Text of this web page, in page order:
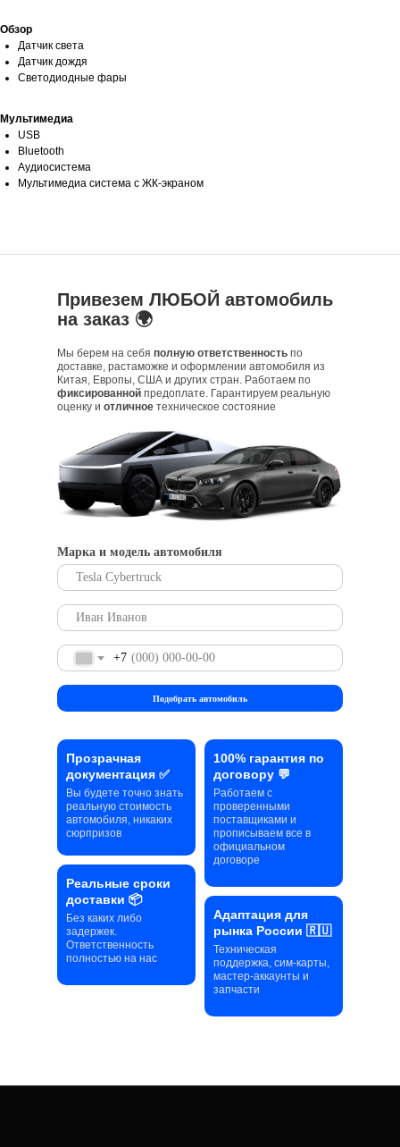
Обзор
Датчик света
Датчик дождя
Светодиодные фары
Мультимедиа
USB
Bluetooth
Аудиосистема
Мультимедиа система с ЖК-экраном
Привезем ЛЮБОЙ автомобиль
на заказ 🌍
Мы берем на себя полную ответственность по
доставке, растаможке и оформлении автомобиля из
Китая, Европы, США и других стран. Работаем по
фиксированной предоплате. Гарантируем реальную
оценку и отличное техническое состояние
Марка и модель автомобиля
+7
Подобрать автомобиль
Прозрачная
документация ✅
Вы будете точно знать
реальную стоимость
автомобиля, никаких
сюрпризов
100% гарантия по
договору 💬
Работаем с
проверенными
поставщиками и
прописываем все в
официальном
договоре
Реальные сроки
доставки 📦
Без каких либо
задержек.
Ответственность
полностью на нас
Адаптация для
рынка России 🇷🇺
Техническая
поддержка, сим-карты,
мастер-аккаунты и
запчасти